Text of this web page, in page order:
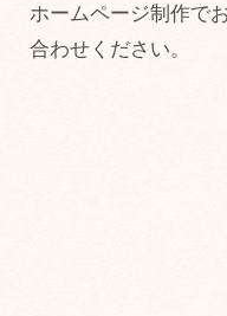
ホームページ制作で
合わせください。